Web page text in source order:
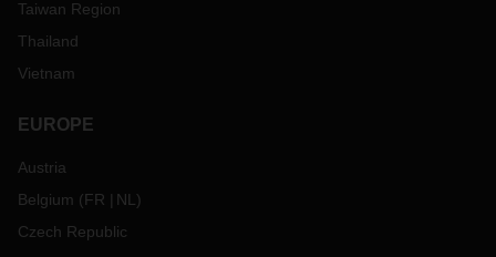
Taiwan Region
Thailand
Vietnam
EUROPE
Austria
Belgium (FR NL )
Czech Republic